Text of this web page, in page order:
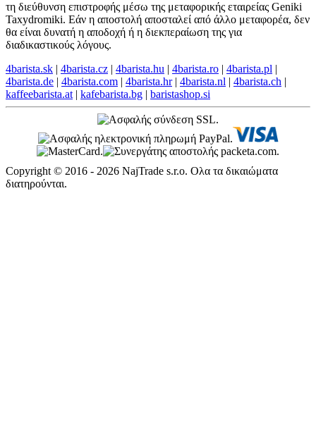
τη διεύθυνση επιστροφής μέσω της μεταφορικής εταιρείας Geniki
Taxydromiki. Εάν η αποστολή αποσταλεί από άλλο μεταφορέα, δεν
θα είναι δυνατή η αποδοχή ή η διεκπεραίωση της για
διαδικαστικούς λόγους.
4barista.sk | 4barista.cz | 4barista.hu | 4barista.ro | 4barista.pl |
4barista.de | 4barista.com | 4barista.hr| 4barista.nl | 4barista.ch |
kaffeebarista.at | kafebarista.bg | baristashop.si
Copyright © 2016 - 2026 NajTrade s.r.o. Ολα τα δικαιώματα
διατηρούνται.